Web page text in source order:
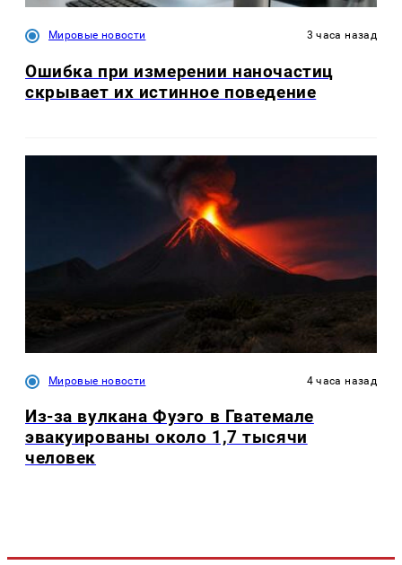
Мировые новости 3 часа назад
Ошибка при измерении наночастиц
скрывает их истинное поведение
Мировые новости 4 часа назад
Из-за вулкана Фуэго в Гватемале
эвакуированы около 1,7 тысячи
человек